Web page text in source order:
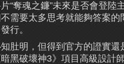
片“奪魂之鐮”未來是否會登陸
需要太多思考就能夠答案
行。
肚明，但得到官方的證實還
黑破壞神3》項目高級設計